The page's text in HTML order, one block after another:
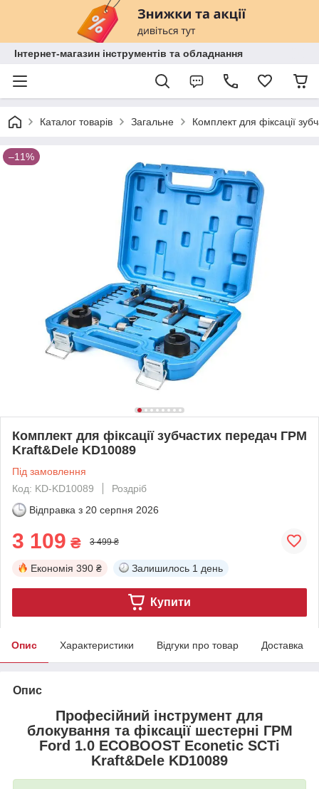
Інтернет-магазин інструментів та обладнання
Каталог товарів Загальне Комплект для фіксації
–11%
Комплект для фіксації зубчастих передач ГРМ
Kraft&Dele KD10089
Під замовлення
Код: KD-KD10089
Роздріб
Відправка з 20 серпня 2026
3 109 ₴ 3 499 ₴
Економія 390 ₴ Залишилось 1 день
Купити
Опис Характеристики Відгуки про товар Доставка
Опис
Професійний інструмент для
блокування та фіксації шестерні ГРМ
Ford 1.0 ECOBOOST Econetic SCTi
Kraft&Dele KD10089